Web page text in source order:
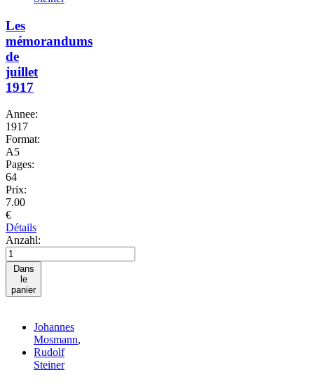
Les
mémorandums
de
juillet
1917
Annee:
1917
Format:
A5
Pages:
64
Prix:
7.00
€
Détails
Anzahl:
Dans
le
panier
Johannes
Mosmann,
Rudolf
Steiner